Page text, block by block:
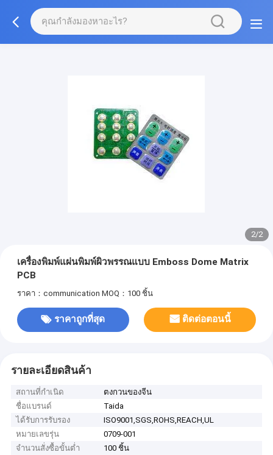
2/2
เครื่องพิมพ์แผ่นพิมพ์ผิวพรรณแบบ Emboss Dome Matrix
PCB
ราคา：communication MOQ：100 ชิ้น
ราคาถูกที่สุด ติดต่อตอนนี้
รายละเอียดสินค้า
สถานที่กำเนิด
ตงกวนของจีน
ชื่อแบรนด์
Taida
ได้รับการรับรอง
ISO9001,SGS,ROHS,REACH,UL
หมายเลขรุ่น
0709-001
จำนวนสั่งซื้อขั้นต่ำ
100 ชิ้น